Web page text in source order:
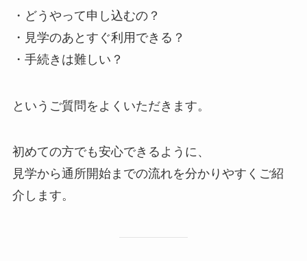
・どうやって申し込むの？
・見学のあとすぐ利用できる？
・手続きは難しい？
というご質問をよくいただきます。
初めての方でも安心できるように、
見学から通所開始までの流れを分かりやすくご紹
介します。